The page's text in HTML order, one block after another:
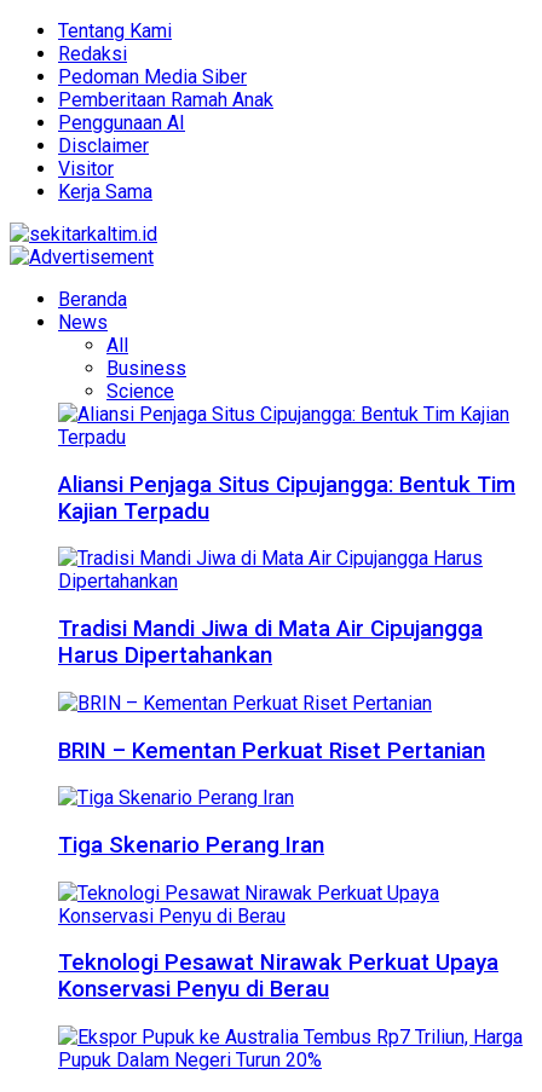
Tentang Kami
Redaksi
Pedoman Media Siber
Pemberitaan Ramah Anak
Penggunaan AI
Disclaimer
Visitor
Kerja Sama
Beranda
News
All
Business
Science
Aliansi Penjaga Situs Cipujangga: Bentuk Tim
Kajian Terpadu
Tradisi Mandi Jiwa di Mata Air Cipujangga
Harus Dipertahankan
BRIN – Kementan Perkuat Riset Pertanian
Tiga Skenario Perang Iran
Teknologi Pesawat Nirawak Perkuat Upaya
Konservasi Penyu di Berau